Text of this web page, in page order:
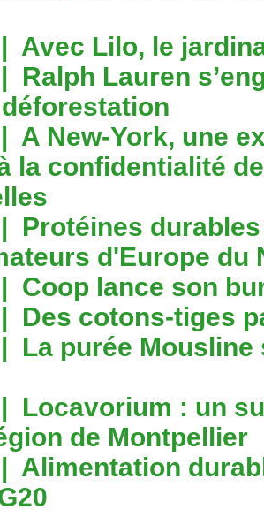
| Avec Lilo, le
| Ralph Lauren
| A New-York, une
la confidentialité
| Protéines
d'Europe du
| Coop lance son
| Des cotons-tiges
| La purée
| Locavorium : un
de Montpellier
| Alimentation